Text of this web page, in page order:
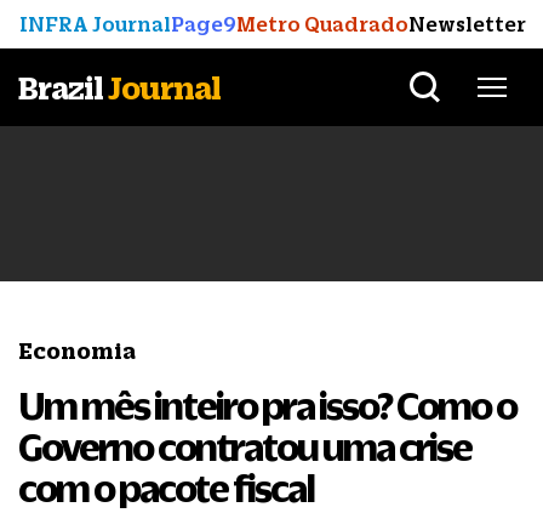
INFRA JournalPage9Metro QuadradoNewsletter
BrazilJournal
Economia
Um mês inteiro pra isso? Como o
Governo contratou uma crise
com o pacote fiscal